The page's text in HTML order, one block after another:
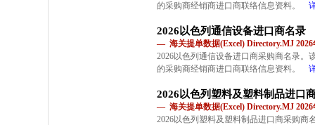
的采购商经销商进口商联络信息资料。
2026以色列通信设备进口商名录
— 海关提单数据(Excel) Directory.MJ 2026
2026以色列通信设备进口商采购商名录。
的采购商经销商进口商联络信息资料。
2026以色列塑料及塑料制品进口
— 海关提单数据(Excel) Directory.MJ 2026
2026以色列塑料及塑料制品进口商采购商